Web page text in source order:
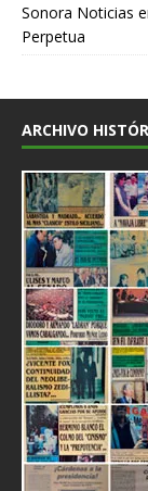
Sonora Noticias
Perpetua
ARCHIVO